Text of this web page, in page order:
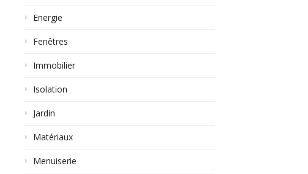
Energie
Fenêtres
Immobilier
Isolation
Jardin
Matériaux
Menuiserie